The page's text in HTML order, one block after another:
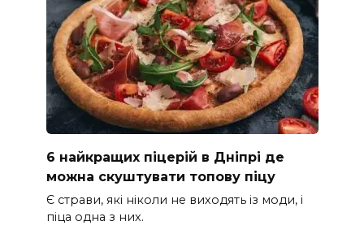
6 найкращих піцерій в Дніпрі де
можна скуштувати топову піцу
Є страви, які ніколи не виходять із моди, і
піца одна з них.